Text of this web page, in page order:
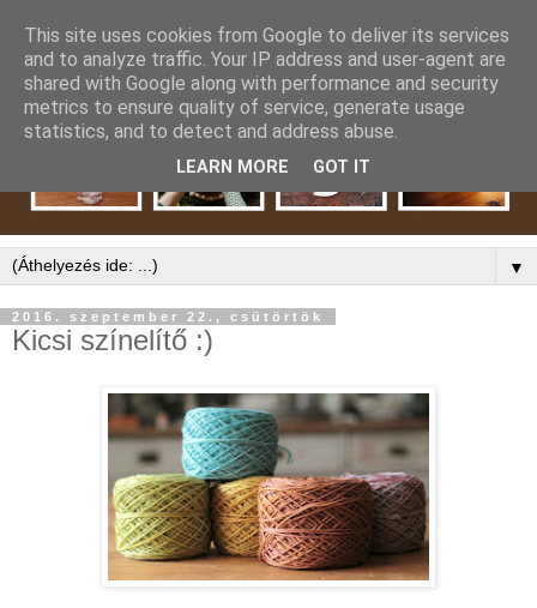
▼
2016. szeptember 22., csütörtök
Kicsi színelítő :)
This site uses cookies from Google to deliver its services
and to analyze traffic. Your IP address and user-agent are
shared with Google along with performance and security
metrics to ensure quality of service, generate usage
statistics, and to detect and address abuse.
LEARN MORE GOT IT